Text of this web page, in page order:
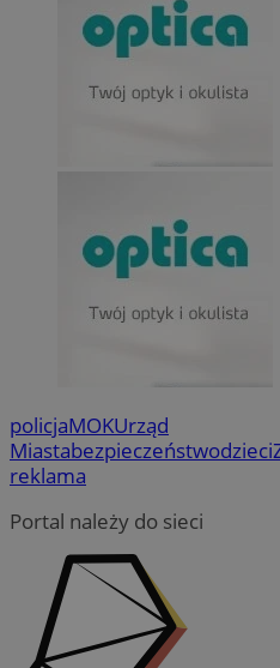
policjaMOKUrząd
Miastabezpieczeństwodzieci
reklama
Portal należy do sieci